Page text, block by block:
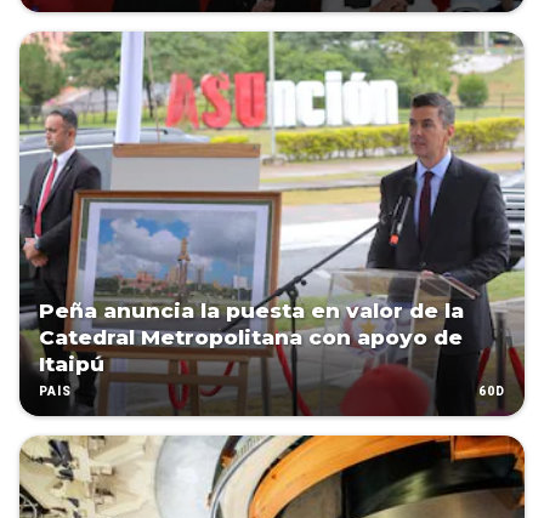
Peña anuncia la puesta en valor de la
Catedral Metropolitana con apoyo de
Itaipú
PAÍS 60D